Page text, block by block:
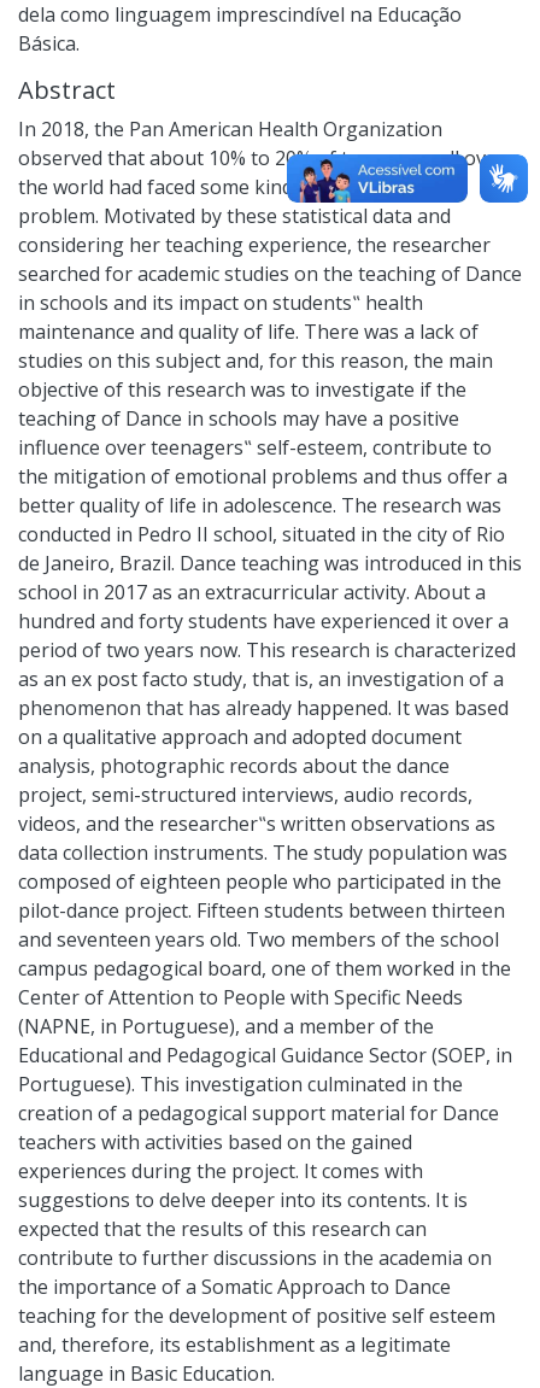
dela como linguagem imprescindível na Educação
Básica.
Abstract
In 2018, the Pan American Health Organization
observed that about 10% to 20% of teenagers all over
the world had faced some kind of mental health
problem. Motivated by these statistical data and
considering her teaching experience, the researcher
searched for academic studies on the teaching of Dance
in schools and its impact on students‟ health
maintenance and quality of life. There was a lack of
studies on this subject and, for this reason, the main
objective of this research was to investigate if the
teaching of Dance in schools may have a positive
influence over teenagers‟ self-esteem, contribute to
the mitigation of emotional problems and thus offer a
better quality of life in adolescence. The research was
conducted in Pedro II school, situated in the city of Rio
de Janeiro, Brazil. Dance teaching was introduced in this
school in 2017 as an extracurricular activity. About a
hundred and forty students have experienced it over a
period of two years now. This research is characterized
as an ex post facto study, that is, an investigation of a
phenomenon that has already happened. It was based
on a qualitative approach and adopted document
analysis, photographic records about the dance
project, semi-structured interviews, audio records,
videos, and the researcher‟s written observations as
data collection instruments. The study population was
composed of eighteen people who participated in the
pilot-dance project. Fifteen students between thirteen
and seventeen years old. Two members of the school
campus pedagogical board, one of them worked in the
Center of Attention to People with Specific Needs
(NAPNE, in Portuguese), and a member of the
Educational and Pedagogical Guidance Sector (SOEP, in
Portuguese). This investigation culminated in the
creation of a pedagogical support material for Dance
teachers with activities based on the gained
experiences during the project. It comes with
suggestions to delve deeper into its contents. It is
expected that the results of this research can
contribute to further discussions in the academia on
the importance of a Somatic Approach to Dance
teaching for the development of positive self esteem
and, therefore, its establishment as a legitimate
language in Basic Education.